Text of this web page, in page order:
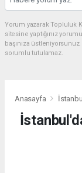
Yorum yazarak Topluluk
sitesine yaptığınız
başınıza
sorumlu tutulamaz.
Anasayfa İstanbul